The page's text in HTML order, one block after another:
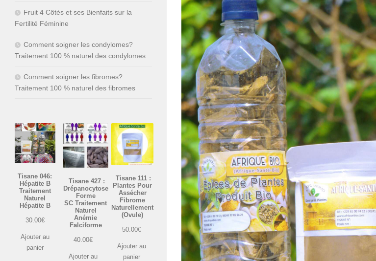
Fruit 4 Côtés et ses Bienfaits sur la
Fertilité Féminine
Comment soigner les condylomes?
Traitement 100 % naturel des condylomes
Comment soigner les fibromes?
Traitement 100 % naturel des fibromes
Tisane 046:
Hépatite B
Traitement
Naturel
Hépatite B
30.00€
Ajouter au
panier
Tisane 427 :
Drépanocytose
Forme
SC Traitement
Naturel
Anémie
Falciforme
40.00€
Ajouter au
Tisane 111 :
Plantes Pour
Assécher
Fibrome
Naturellement
(Ovule)
50.00€
Ajouter au
panier